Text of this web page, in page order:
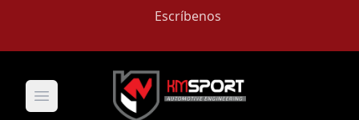
Escríbenos
Open main menu